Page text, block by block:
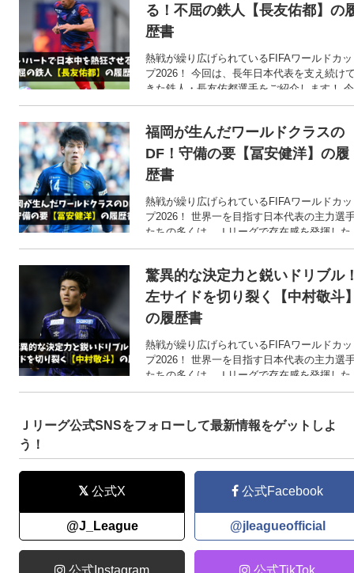
る！不屈の鉄人【長友佑都】の
歴書
熱戦が繰り広げられているFIFAワールドカッ
プ2026！ 今回は、長年日本代表を支え続け
きた鉄人・長友佑都選手をご紹介します！ 今
や日本サッカー界の生ける伝説とも言える存
とは？
福岡が生んだワールドクラスの
DF！守備の要【冨安健洋】の履
歴書
熱戦が繰り広げられているFIFAワールドカッ
プ2026！ 世界一を目指す日本代表の主力選
たちの多くは、Ｊリーグで存在感を発揮した
後に海外へと渡った選手たちです。 そこで今
までの歩みをご紹介します！
驚異的な決定力と鋭いドリブル
左サイドを切り裂く【中村敬斗
の履歴書
熱戦が繰り広げられているFIFAワールドカッ
プ2026！ 世界一を目指す日本代表の主力選
たちの多くは、Ｊリーグで存在感を発揮した
後に海外へと渡った選手たちです。 そこで今
手のここまでの歩みをご紹介します！
Ｊリーグ公式SNSをフォローして最新情報をゲットしよ
う！
公式X
@J_League
公式Facebook
@jleagueofficial
公式Instagram 公式TikTok